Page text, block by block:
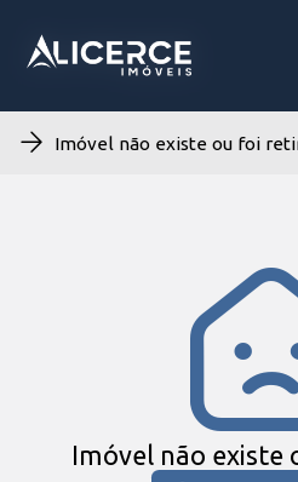
Imóvel não existe ou foi
Imóvel não existe